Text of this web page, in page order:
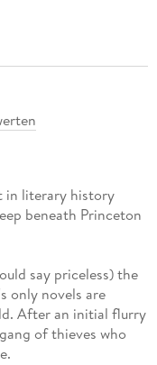
in literary history
beneath Princeton
say priceless) the
only novels are
After an initial flurry
of thieves who